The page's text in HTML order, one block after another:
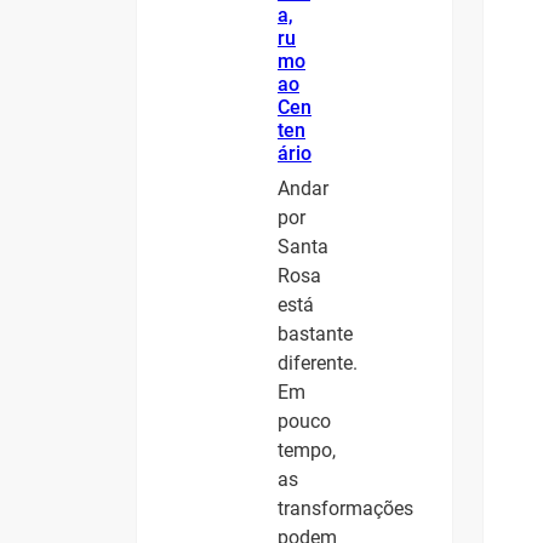
a,
ru
mo
ao
Cen
ten
ário
Andar
por
Santa
Rosa
está
bastante
diferente.
Em
pouco
tempo,
as
transformações
podem